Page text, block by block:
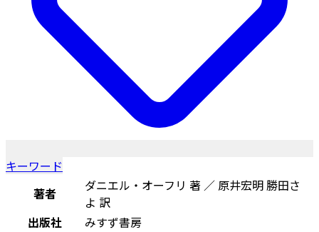
キーワード
著者
ダニエル・オーフリ 著 ／ 原井宏明 勝田さ
よ 訳
出版社
みすず書房